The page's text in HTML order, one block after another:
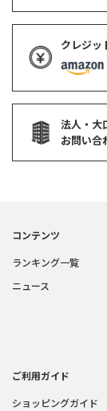
クレジッ
法人・大
お問い合
コンテンツ
ランキング一覧
ニュース
ご利用ガイド
ショッピングガイド